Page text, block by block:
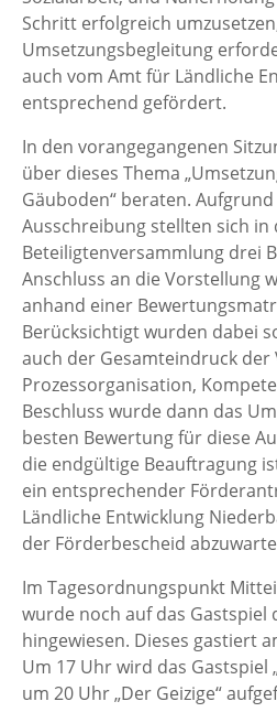
Schritt erfolgreich
Umsetzungsbegleitung
auch vom Amt für Ländliche
entsprechend gefördert.
In den vorangegangenen
über dieses Thema
Gäuboden“ beraten.
Ausschreibung stellten sich in
Beteiligtenversammlung drei
Anschluss an die Vorstellung
anhand einer
Berücksichtigt wurden dabei
auch der Gesamteindruck der
Prozessorganisation,
Beschluss wurde dann das
besten Bewertung für diese
die endgültige Beauftragung
ein entsprechender
Ländliche Entwicklung
der Förderbescheid
Im Tagesordnungspunkt
wurde noch auf das Gastspiel
hingewiesen. Dieses gastiert
Um 17 Uhr wird das Gastspiel
um 20 Uhr „Der Geizige“